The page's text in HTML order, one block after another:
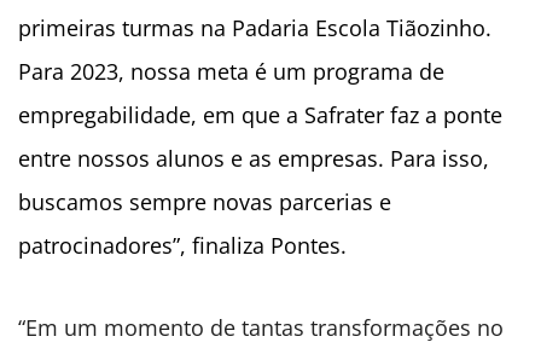
primeiras turmas na Padaria Escola Tiãozinho.
Para 2023, nossa meta é um programa de
empregabilidade, em que a Safrater faz a ponte
entre nossos alunos e as empresas. Para isso,
buscamos sempre novas parcerias e
patrocinadores”, finaliza Pontes.
“Em um momento de tantas transformações no